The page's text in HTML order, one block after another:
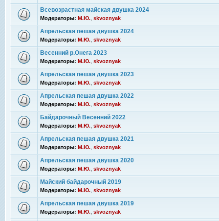
Всевозрастная майская двушка 2024
Модераторы: М.Ю. skvoznyak
Апрельская пешая двушка 2024
Модераторы: М.Ю. skvoznyak
Весенний р.Онега 2023
Модераторы: М.Ю. skvoznyak
Апрельская пешая двушка 2023
Модераторы: М.Ю. skvoznyak
Апрельская пешая двушка 2022
Модераторы: М.Ю. skvoznyak
Байдарочный Весенний 2022
Модераторы: М.Ю. skvoznyak
Апрельская пешая двушка 2021
Модераторы: М.Ю. skvoznyak
Апрельская пешая двушка 2020
Модераторы: М.Ю. skvoznyak
Майский байдарочный 2019
Модераторы: М.Ю. skvoznyak
Апрельская пешая двушка 2019
Модераторы: М.Ю. skvoznyak